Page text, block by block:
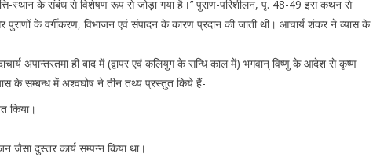
स्थान के संबंध से विशेषण रूप से जोड़ा गया है।’’ पुराण-परिशीलन, पृ. 48-49 इस कथन से
पुराणों के वर्गीकरण, विभाजन एवं संपादन के कारण प्रदान की जाती थी। आचार्य शंकर ने व्यास के
अपान्तरतमा ही बाद में (द्वापर एवं कलियुग के सन्धि काल में) भगवान् विष्णु के आदेश से कृष्ण
के सम्बन्ध में अश्वघोष ने तीन तथ्य प्रस्तुत किये हैं-
किया।
जैसा दुस्तर कार्य सम्पन्न किया था।